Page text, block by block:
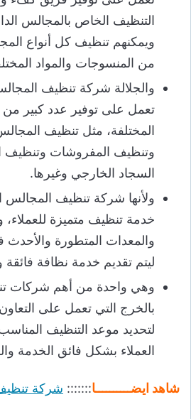
التنظيف الخاص بالمجالس
ويمكنهم تنظيف كل أنواع
من المنسوجات والمواد
والجلالة شركة تنظيف
تعمل على توفير عدد كبير من
المختلفة، مثل تنظيف
وتنظيف المفروشات وتنظيف
السجاد الخارجي وغيرها.
ولأنها شركة تنظيف المجالس
خدمة تنظيف متميزة للعملاء،
والمعدات المتطورة
ليتم تقديم خدمة نظافة فائقة
وهي واحدة من أهم شركات
بالخرج التي تعمل على
لتحديد موعد التنظيف
العملاء بشكل فائق الخدمة
شاهد ايضــــــــــا::::::: شركة